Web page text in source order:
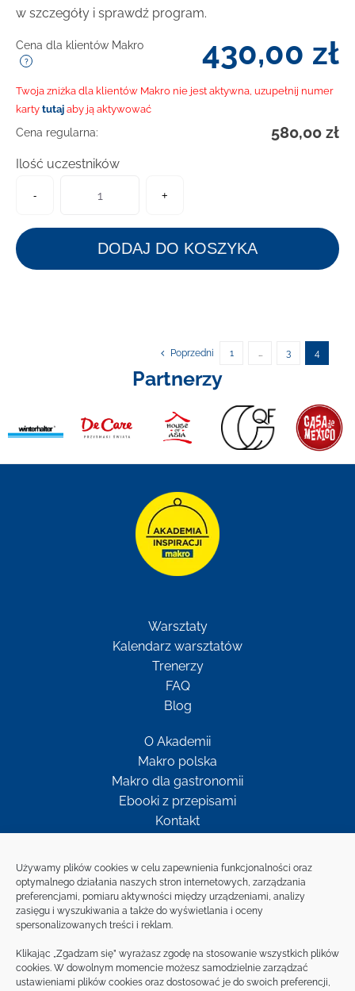
Używamy plików cookies w celu zapewnienia funkcjonalności oraz
optymalnego działania naszych stron internetowych, zarządzania
preferencjami, pomiaru aktywności między urządzeniami, analizy
zasięgu i wyszukiwania a także do wyświetlania i oceny
spersonalizowanych treści i reklam.
Klikając „Zgadzam się” wyrażasz zgodę na stosowanie wszystkich plików
cookies. W dowolnym momencie możesz samodzielnie zarządzać
ustawieniami plików cookies oraz dostosować je do swoich preferencji,
w szczegóły i sprawdź program.
Cena dla klientów Makro 430,00 zł
Twoja zniżka dla klientów Makro nie jest aktywna, uzupełnij numer
karty tutaj aby ją aktywować
Cena regularna: 580,00 zł
Ilość uczestników
- +
DODAJ DO KOSZYKA
Poprzedni 1 … 3 4
Partnerzy
Warsztaty
Kalendarz warsztatów
Trenerzy
FAQ
Blog
O Akademii
Makro polska
Makro dla gastronomii
Ebooki z przepisami
Kontakt
Newsletter
Bądź w kontakcie z MAKRO
NEWSLETTER